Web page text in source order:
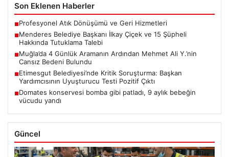
Son Eklenen Haberler
■Profesyonel Atık Dönüşümü ve Geri Hizmetleri
■Menderes Belediye Başkanı İlkay Çiçek ve 15 Şüpheli
Hakkında Tutuklama Talebi
■Muğla’da 4 Günlük Aramanın Ardından Mehmet Ali Y.’nin
Cansız Bedeni Bulundu
■Etimesgut Belediyesi’nde Kritik Soruşturma: Başkan
Yardımcısının Uyuşturucu Testi Pozitif Çıktı
■Domates konservesi bomba gibi patladı, 9 aylık bebeğin
vücudu yandı
Güncel